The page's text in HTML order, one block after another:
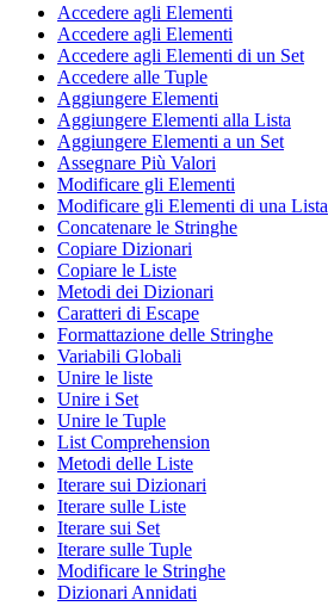
Accedere agli Elementi
Accedere agli Elementi
Accedere agli Elementi di un Set
Accedere alle Tuple
Aggiungere Elementi
Aggiungere Elementi alla Lista
Aggiungere Elementi a un Set
Assegnare Più Valori
Modificare gli Elementi
Modificare gli Elementi di una Lista
Concatenare le Stringhe
Copiare Dizionari
Copiare le Liste
Metodi dei Dizionari
Caratteri di Escape
Formattazione delle Stringhe
Variabili Globali
Unire le liste
Unire i Set
Unire le Tuple
List Comprehension
Metodi delle Liste
Iterare sui Dizionari
Iterare sulle Liste
Iterare sui Set
Iterare sulle Tuple
Modificare le Stringhe
Dizionari Annidati